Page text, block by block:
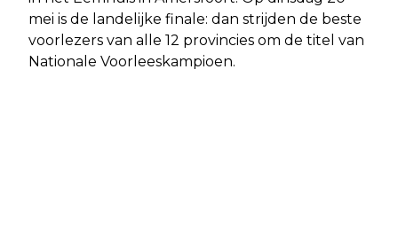
mei is de landelijke finale: dan strijden de beste
voorlezers van alle 12 provincies om de titel van
Nationale Voorleeskampioen.